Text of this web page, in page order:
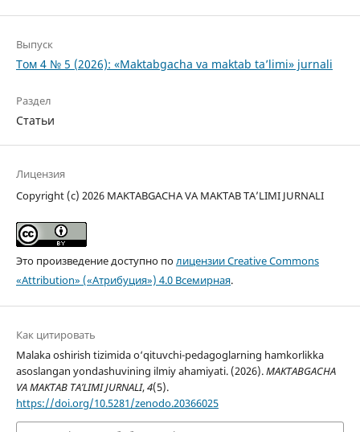
Выпуск
Том 4 № 5 (2026): «Maktabgacha va maktab ta’limi» jurnali
Раздел
Статьи
Лицензия
Copyright (c) 2026 MAKTABGACHA VA MAKTAB TA’LIMI JURNALI
Это произведение доступно по лицензии Creative Commons
«Attribution» («Атрибуция») 4.0 Всемирная.
Как цитировать
Malaka oshirish tizimida o‘qituvchi-pedagoglarning hamkorlikka
asoslangan yondashuvining ilmiy ahamiyati. (2026).MAKTABGACHA
VA MAKTAB TA’LIMI JURNALI,4(5).
https://doi.org/10.5281/zenodo.20366025